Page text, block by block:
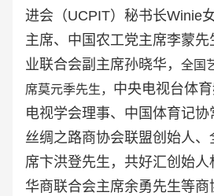
进会（UCPIT）秘书长Winie
主席、中国农工党主席李蒙
业联合会副主席孙晓华， 全国
席莫元季先生， 中央电视台体
电视学会理事、中国体育记协
丝绸之路商协会联盟创始人
席卞洪登先生，共好汇创始
华商联合会主席余勇先生等商